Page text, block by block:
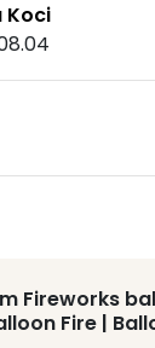
Koci
Fireworks
Fire |